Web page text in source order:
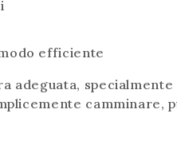
efficiente
adeguata,
camminare,